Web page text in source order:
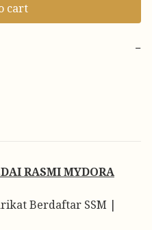
cart
−
RASMI MYDORA
Berdaftar SSM |